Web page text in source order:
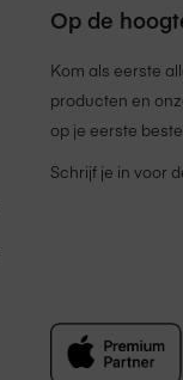
Op de
Kom als eerste
producten en
op je eerste
Schrijf je in voor